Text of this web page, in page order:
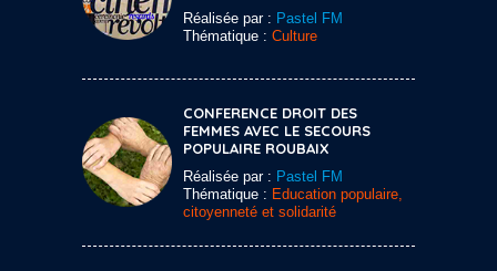
Réalisée par : Pastel FM
Thématique : Culture
CONFERENCE DROIT DES
FEMMES AVEC LE SECOURS
POPULAIRE ROUBAIX
Réalisée par : Pastel FM
Thématique : Education populaire,
citoyenneté et solidarité